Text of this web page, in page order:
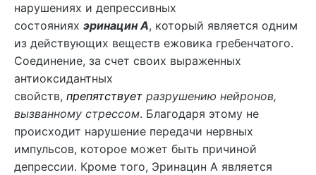
нарушениях и депрессивных
состояниях эринацин А, который является одним
из действующих веществ ежовика гребенчатого.
Соединение, за счет своих выраженных
антиоксидантных
свойств, препятствует разрушению нейронов,
вызванному стрессом. Благодаря этому не
происходит нарушение передачи нервных
импульсов, которое может быть причиной
депрессии. Кроме того, Эринацин А является